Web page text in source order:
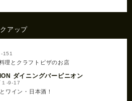
アップ
151
理とクラフトピザのお店
ダイニングバーピニオン
１-9-17
ワイン・日本酒！